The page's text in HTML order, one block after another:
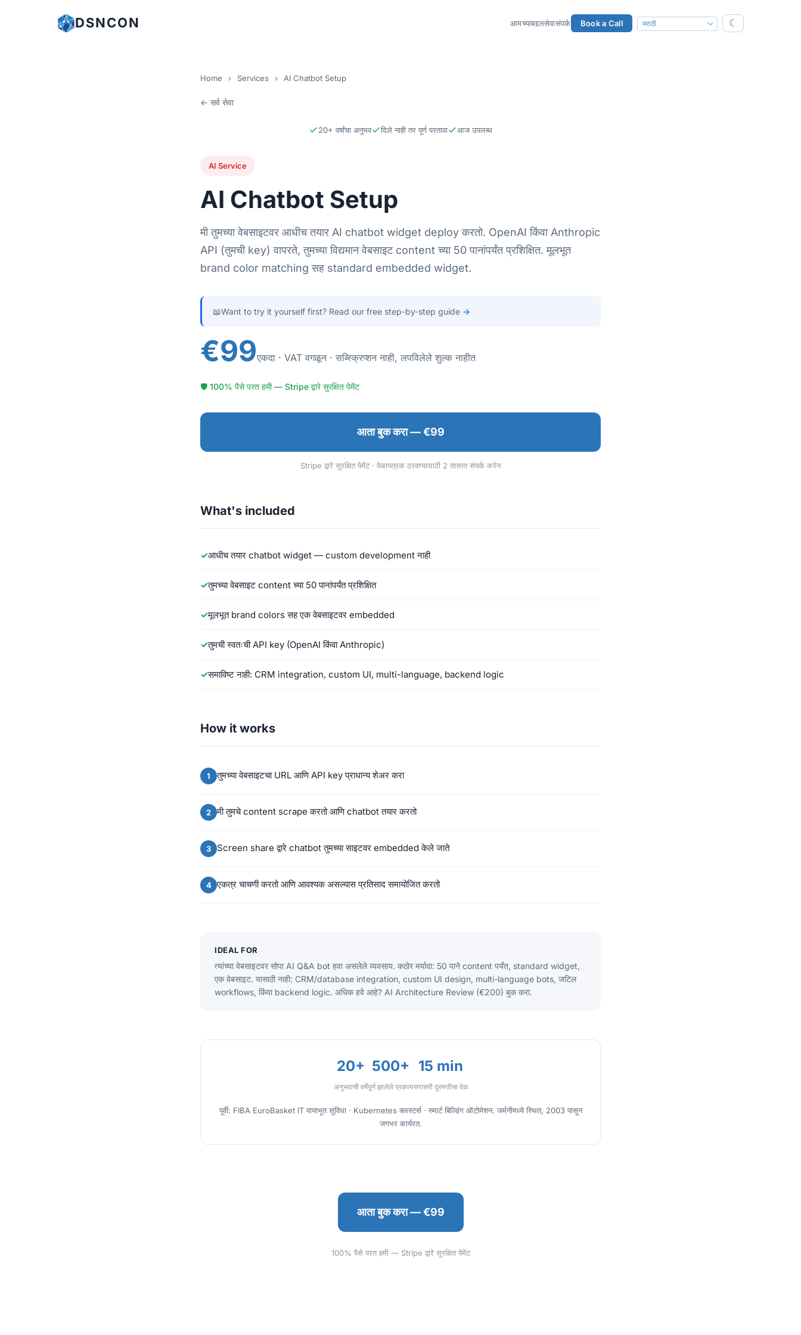
DSNCON आमच्याबद्दलसेवासंपर्क Book a Call ☾
Home › Services › AI Chatbot Setup
← सर्व सेवा
20+ वर्षांचा अनुभव दिले नाही तर पूर्ण परतावा आज उपलब्ध
AI Service
AI Chatbot Setup
मी तुमच्या वेबसाइटवर आधीच तयार AI chatbot widget deploy करतो. OpenAI किंवा Anthropic
API (तुमची key) वापरते, तुमच्या विद्यमान वेबसाइट content च्या 50 पानांपर्यंत प्रशिक्षित. मूलभूत
brand color matching सह standard embedded widget.
📖Want to try it yourself first? Read our free step-by-step guide →
€99एकदा · VAT वगळून · सब्स्क्रिप्शन नाही, लपविलेले शुल्क नाहीत
🛡 100% पैसे परत हमी — Stripe द्वारे सुरक्षित पेमेंट
आता बुक करा — €99
Stripe द्वारे सुरक्षित पेमेंट · वेळापत्रक ठरवण्यासाठी 2 तासात संपर्क करेन
What's included
आधीच तयार chatbot widget — custom development नाही
तुमच्या वेबसाइट content च्या 50 पानांपर्यंत प्रशिक्षित
मूलभूत brand colors सह एक वेबसाइटवर embedded
तुमची स्वतःची API key (OpenAI किंवा Anthropic)
समाविष्ट नाही: CRM integration, custom UI, multi-language, backend logic
How it works
तुमच्या वेबसाइटचा URL आणि API key प्राधान्य शेअर करा
मी तुमचे content scrape करतो आणि chatbot तयार करतो
Screen share द्वारे chatbot तुमच्या साइटवर embedded केले जाते
एकत्र चाचणी करतो आणि आवश्यक असल्यास प्रतिसाद समायोजित करतो
IDEAL FOR
त्यांच्या वेबसाइटवर सोपा AI Q&A bot हवा असलेले व्यवसाय. कठोर मर्यादा: 50 पाने content पर्यंत, standard widget,
एक वेबसाइट. यासाठी नाही: CRM/database integration, custom UI design, multi-language bots, जटिल
workflows, किंवा backend logic. अधिक हवे आहे? AI Architecture Review (€200) बुक करा.
20+
अनुभवाची वर्षे
500+
पूर्ण झालेले प्रकल्प
15 min
सरासरी दुरुस्तीचा वेळ
पूर्वी: FIBA EuroBasket IT पायाभूत सुविधा · Kubernetes क्लस्टर्स · स्मार्ट बिल्डिंग ऑटोमेशन. जर्मनीमध्ये स्थित, 2003 पासून
जगभर कार्यरत.
आता बुक करा — €99
100% पैसे परत हमी — Stripe द्वारे सुरक्षित पेमेंट